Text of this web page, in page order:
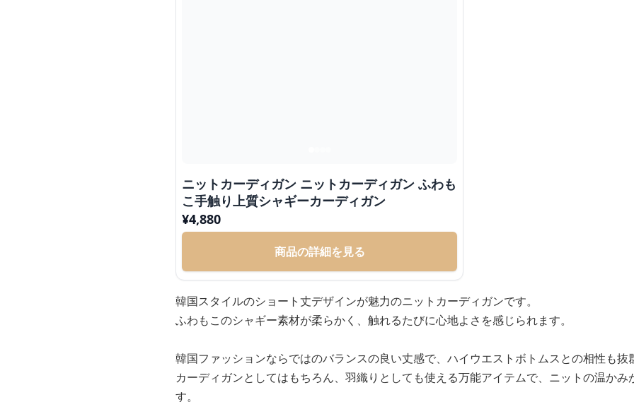
ニットカーディガン ニットカーディガン ふわも
こ手触り上質シャギーカーディガン
¥4,880
商品の詳細を見る
韓国スタイルのショート丈デザインが魅力のニットカーディガンです。
ふわもこのシャギー素材が柔らかく、触れるたびに心地よさを感じられます。
韓国ファッションならではのバランスの良い丈感で、ハイウエストボトムスとの相性も抜
カーディガンとしてはもちろん、羽織りとしても使える万能アイテムで、ニットの温かみ
す。